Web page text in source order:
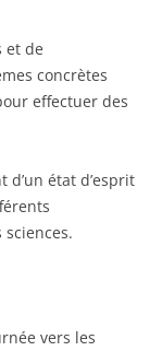
et de
concrètes
effectuer des
d’un état d’esprit
vers les